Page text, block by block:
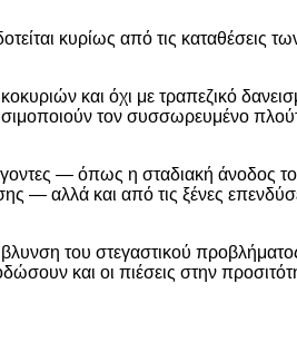
κυρίως από τις καταθέσεις
και όχι με τραπεζικό
τον συσσωρευμένο
— όπως η σταδιακή άνοδος
αλλά και από τις ξένες
του στεγαστικού
και οι πιέσεις στην